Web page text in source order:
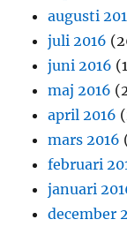
augusti
juli 2016
juni 2016
maj 2016
april 2016
mars 2016
februari
januari
december